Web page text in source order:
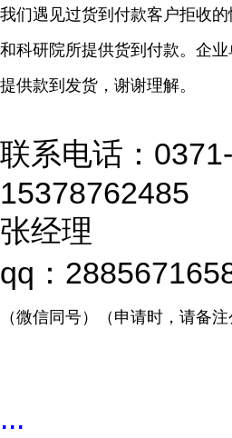
我们遇见过货到付款客户拒收
和科研院所提供货到付款。企
提供款到发货，谢谢理解。
联系电话：
15378762485
张经理
qq：
（微信同号）（申请时，请备注
...